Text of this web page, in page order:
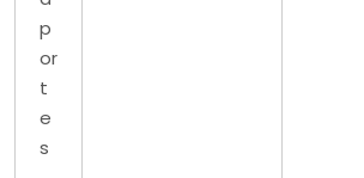
p
or
t
e
s